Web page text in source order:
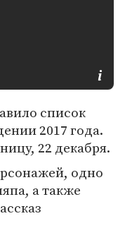
список
2017 года.
22 декабря.
одно
а также